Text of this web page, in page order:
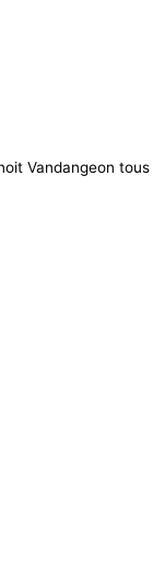
Vandangeon